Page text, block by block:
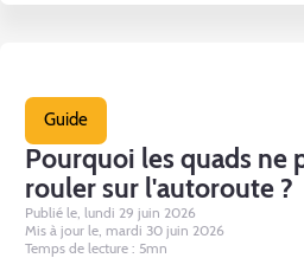
Guide
Pourquoi les quads ne
rouler sur l'autoroute ?
Publié le, lundi 29 juin 2026
Mis à jour le, mardi 30 juin 2026
Temps de lecture : 5mn